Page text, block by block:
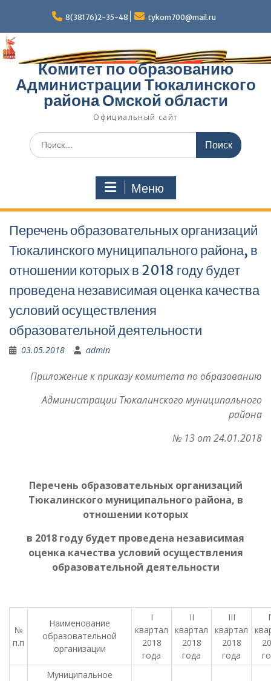
содержимому
8(38176)2-35-48 tykom700@mail.ru
Комитет по образованию
Администрации Тюкалинского
района Омской области
Официальный сайт
Поиск
по:
Меню
Перечень образовательных организаций
Тюкалинского муниципального района, в
отношении которых в 2018 году будет
проведена независимая оценка качества
условий осуществления
образовательной деятельности
03.05.2018 admin
Приложение к приказу комитета по образованию
Администрации Тюкалинского муниципального
района
№ 13 от 24.01.2018
Перечень образовательных организаций
Тюкалинского муниципального района, в
отношении которых
в 2018 году будет проведена независимая
оценка качества условий осуществления
образовательной деятельности
№
п.п
Наименование
образовательной
организации
I
квартал
2018
года
II
квартал
2018
года
III
квартал
2018
года
Муниципальное